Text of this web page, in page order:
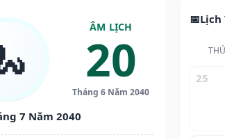
ÂM LỊCH
20
Tháng 6 Năm 2040
7 Năm 2040
Lịch
25